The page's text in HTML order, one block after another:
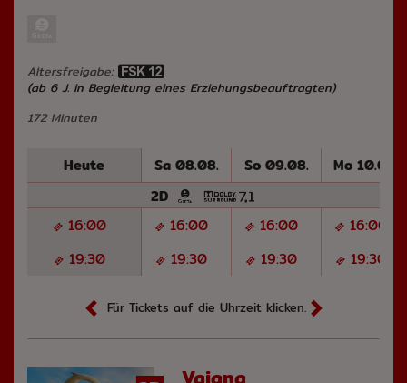
Altersfreigabe:
(ab 6 J. in Begleitung eines Erziehungsbeauftragten)
172 Minuten
Heute Sa 08.08. So 09.08. Mo 10.08.
16:00 16:00 16:00
16:00
19:30
19:30 19:30 19:30
2D
Für Tickets auf die Uhrzeit klicken.